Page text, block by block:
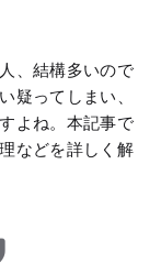
、結構多いので
疑ってしまい、
よね。本記事で
などを詳しく解